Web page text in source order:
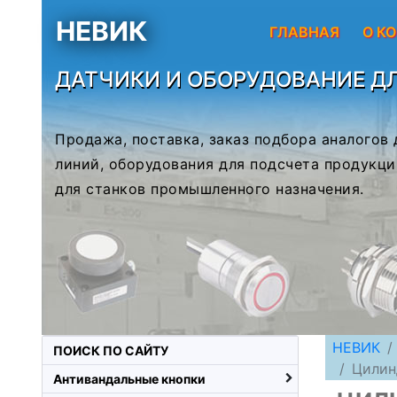
НЕВИК ГЛАВНАЯ О
ДАТЧИКИ И ОБОРУДОВАНИЕ
Продажа, поставка, заказ подбора
линий, оборудования для подсчета
для станков промышленного назначения.
НЕВИК
ПОИСК ПО САЙТУ
Антивандальные кнопки